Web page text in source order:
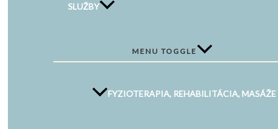
SLUŽBY
MENU TOGGLE
FYZIOTERAPIA, REHABILITÁCIA, MASÁŽE